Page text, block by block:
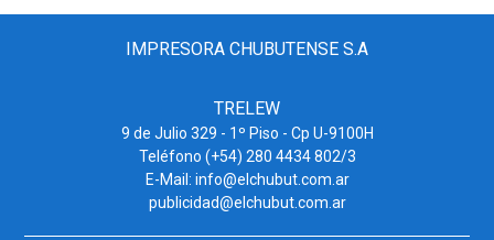
IMPRESORA CHUBUTENSE S.A
TRELEW
9 de Julio 329 - 1º Piso - Cp U-9100H
Teléfono (+54) 280 4434 802/3
E-Mail: info@elchubut.com.ar
publicidad@elchubut.com.ar